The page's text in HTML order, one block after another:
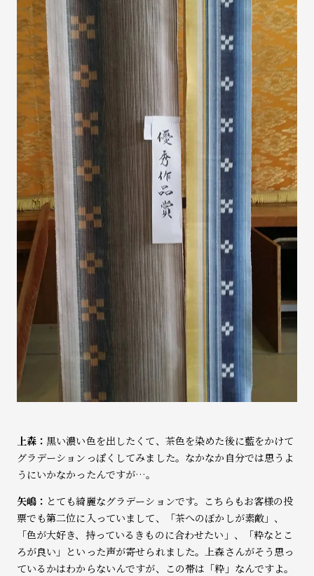
上森：黒い濃い色を出したくて、茶色を染めた後に藍をかけて
グラデーションっぽくしてみました。なかなか自分では思うよ
うにいかなかったんですが…。
矢嶋： とても綺麗なグラデーションです。こちらもお客様の投
票でも第二位に入っていまして、「茶へのぼかしが素敵」、
「色が大好き、持っているきものに合わせたい」、「粋なとこ
ろが良い」といった声が寄せられました。上森さんがそう思っ
ているかはわからないんですが、この帯は「粋」なんですよ。